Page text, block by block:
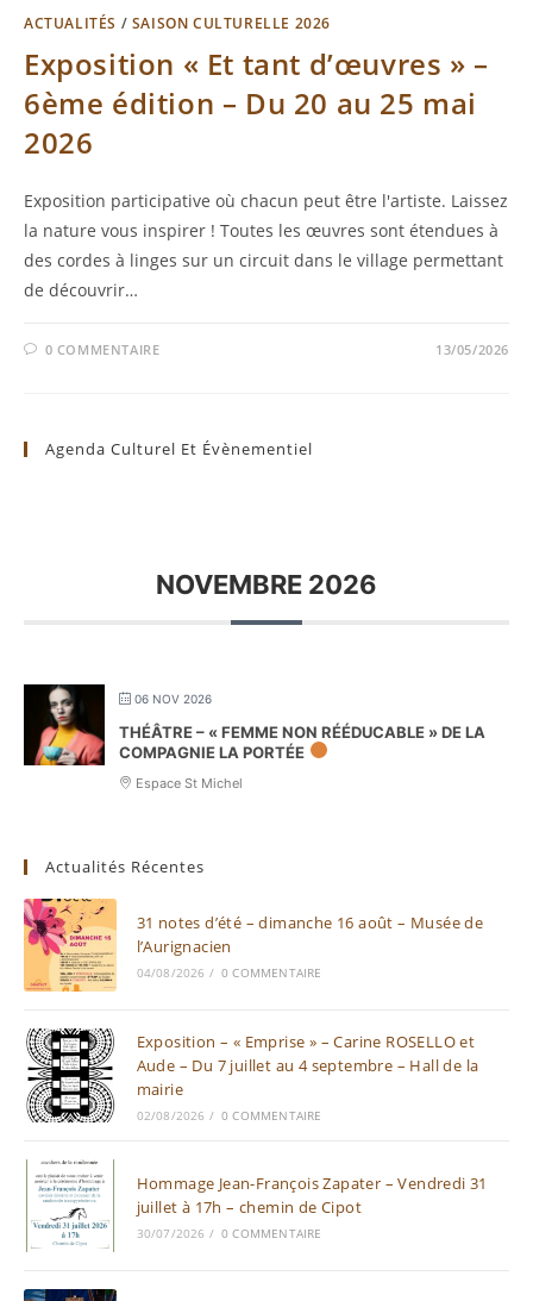
ACTUALITÉS / SAISON CULTURELLE 2026
Exposition « Et tant d’œuvres » –
6ème édition – Du 20 au 25 mai
2026
Exposition participative où chacun peut être l'artiste. Laissez
la nature vous inspirer ! Toutes les œuvres sont étendues à
des cordes à linges sur un circuit dans le village permettant
de découvrir…
0 COMMENTAIRE 13/05/2026
Agenda Culturel Et Évènementiel
NOVEMBRE 2026
06 NOV 2026
THÉÂTRE – « FEMME NON RÉÉDUCABLE » DE LA
COMPAGNIE LA PORTÉE
Espace St Michel
Actualités Récentes
31 notes d’été – dimanche 16 août – Musée de
l’Aurignacien
04/08/2026 / 0 COMMENTAIRE
Exposition – « Emprise » – Carine ROSELLO et
Aude – Du 7 juillet au 4 septembre – Hall de la
mairie
02/08/2026 / 0 COMMENTAIRE
Hommage Jean-François Zapater – Vendredi 31
juillet à 17h – chemin de Cipot
30/07/2026 / 0 COMMENTAIRE